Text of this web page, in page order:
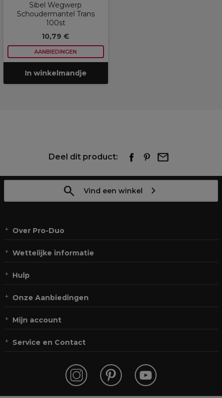
Sibel Wegwerp
Schoudermantel Trans
100st
10,79 €
AANBIEDINGEN
In winkelmandje
Deel dit product:
Vind een winkel
Over Pro-Duo
Wettelijke informatie
Hulp
Onze Aanbiedingen
Mijn account
Service en Contact